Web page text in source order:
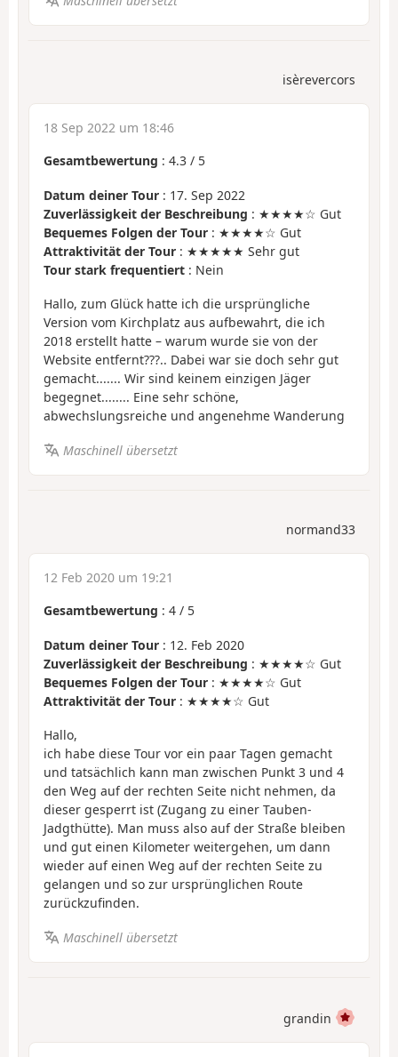
isèrevercors
18 Sep 2022 um 18:46
Gesamtbewertung : 4.3 / 5
Datum deiner Tour : 17. Sep 2022
Zuverlässigkeit der Beschreibung : ★★★★☆ Gut
Bequemes Folgen der Tour : ★★★★☆ Gut
Attraktivität der Tour : ★★★★★ Sehr gut
Tour stark frequentiert : Nein
Hallo, zum Glück hatte ich die ursprüngliche
Version vom Kirchplatz aus aufbewahrt, die ich
2018 erstellt hatte – warum wurde sie von der
Website entfernt???.. Dabei war sie doch sehr gut
gemacht....... Wir sind keinem einzigen Jäger
begegnet........ Eine sehr schöne,
abwechslungsreiche und angenehme Wanderung
Maschinell übersetzt
normand33
12 Feb 2020 um 19:21
Gesamtbewertung : 4 / 5
Datum deiner Tour : 12. Feb 2020
Zuverlässigkeit der Beschreibung : ★★★★☆ Gut
Bequemes Folgen der Tour : ★★★★☆ Gut
Attraktivität der Tour : ★★★★☆ Gut
Hallo,
ich habe diese Tour vor ein paar Tagen gemacht
und tatsächlich kann man zwischen Punkt 3 und 4
den Weg auf der rechten Seite nicht nehmen, da
dieser gesperrt ist (Zugang zu einer Tauben-
Jadgthütte). Man muss also auf der Straße bleiben
und gut einen Kilometer weitergehen, um dann
wieder auf einen Weg auf der rechten Seite zu
gelangen und so zur ursprünglichen Route
zurückzufinden.
Maschinell übersetzt
grandin